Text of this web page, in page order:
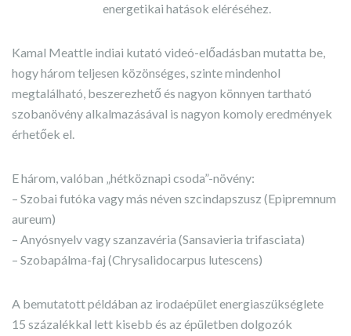
energetikai hatások eléréséhez.
Kamal Meattle indiai kutató videó-előadásban mutatta be,
hogy három teljesen közönséges, szinte mindenhol
megtalálható, beszerezhető és nagyon könnyen tartható
szobanövény alkalmazásával is nagyon komoly eredmények
érhetőek el.
E három, valóban „hétköznapi csoda”-növény:
– Szobai futóka vagy más néven szcindapszusz (Epipremnum
aureum)
– Anyósnyelv vagy szanzavéria (Sansavieria trifasciata)
– Szobapálma-faj (Chrysalidocarpus lutescens)
A bemutatott példában az irodaépület energiaszükséglete
15 százalékkal lett kisebb és az épületben dolgozók